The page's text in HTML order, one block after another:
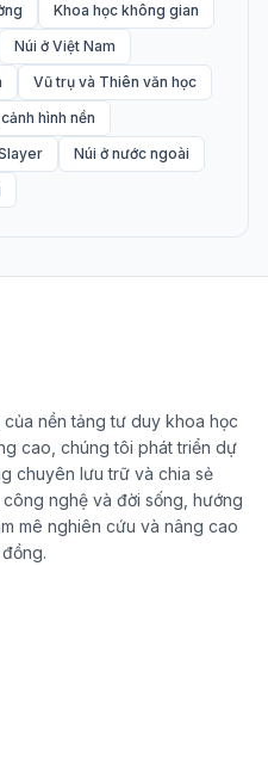
Khoa học không gian
Núi ở Việt Nam
Vũ trụ và Thiên văn học
hình nền
Núi ở nước ngoài
nền tảng tư duy khoa học
cao, chúng tôi phát triển dự
chuyên lưu trữ và chia sẻ
nghệ và đời sống, hướng
mê nghiên cứu và nâng cao